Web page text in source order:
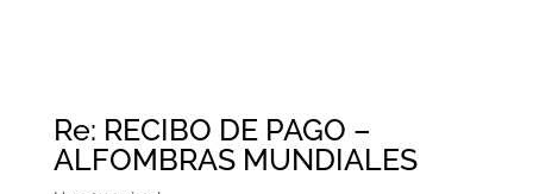
Re: RECIBO DE PAGO –
ALFOMBRAS MUNDIALES